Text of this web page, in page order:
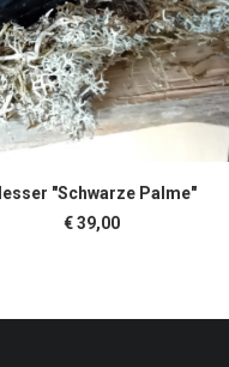
WEITERLESEN
"Schwarze Palme"
€39,00